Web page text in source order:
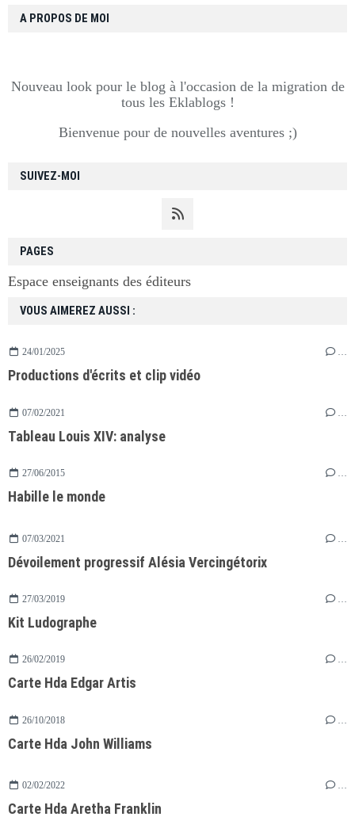
SUIVEZ-MOI
VOUS AIMEREZ AUSSI :
24/01/2025 …
Productions d'écrits et clip vidéo
07/02/2021
Tableau Louis XIV: analyse
27/06/2015 …
Habille le monde
07/03/2021
Dévoilement progressif Alésia Vercingétorix
27/03/2019 …
Kit Ludographe
26/02/2019 …
Carte Hda Edgar Artis
26/10/2018
Carte Hda John Williams
02/02/2022 …
Carte Hda Aretha Franklin
PAGES
Espace enseignants des éditeurs
A PROPOS DE MOI
Nouveau look pour le blog à l'occasion de la migration de
tous les Eklablogs !
Bienvenue pour de nouvelles aventures ;)